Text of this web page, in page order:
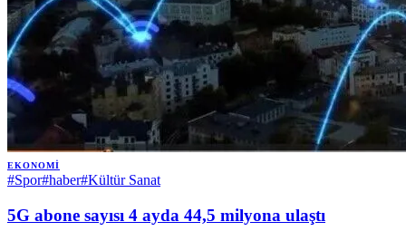
EKONOMI
#Spor#haber#Kültür Sanat
5G abone sayısı 4 ayda 44,5 milyona ulaştı